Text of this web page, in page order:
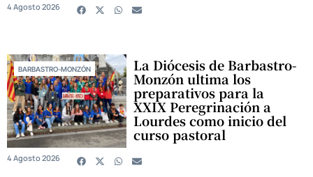
4 Agosto 2026
BARBASTRO-MONZÓN La Diócesis de Barbastro-
Monzón ultima los
preparativos para la
XXIX Peregrinación a
Lourdes como inicio del
curso pastoral
4 Agosto 2026